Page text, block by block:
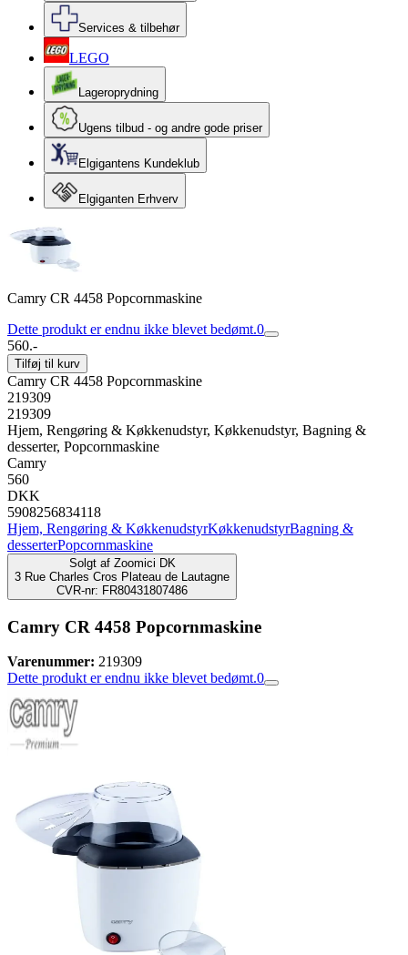
Services & tilbehør
LEGO
Lageroprydning
Ugens tilbud - og andre gode priser
Elgigantens Kundeklub
Elgiganten Erhverv
Camry CR 4458 Popcornmaskine
Dette produkt er endnu ikke blevet bedømt.0
560.-
Tilføj til kurv
Camry CR 4458 Popcornmaskine
219309
219309
Hjem, Rengøring & Køkkenudstyr, Køkkenudstyr, Bagning &
desserter, Popcornmaskine
Camry
560
DKK
5908256834118
Hjem, Rengøring & KøkkenudstyrKøkkenudstyrBagning &
desserterPopcornmaskine
Solgt af Zoomici DK
3 Rue Charles Cros Plateau de Lautagne
CVR-nr: FR80431807486
Camry CR 4458 Popcornmaskine
Varenummer: 219309
Dette produkt er endnu ikke blevet bedømt.0